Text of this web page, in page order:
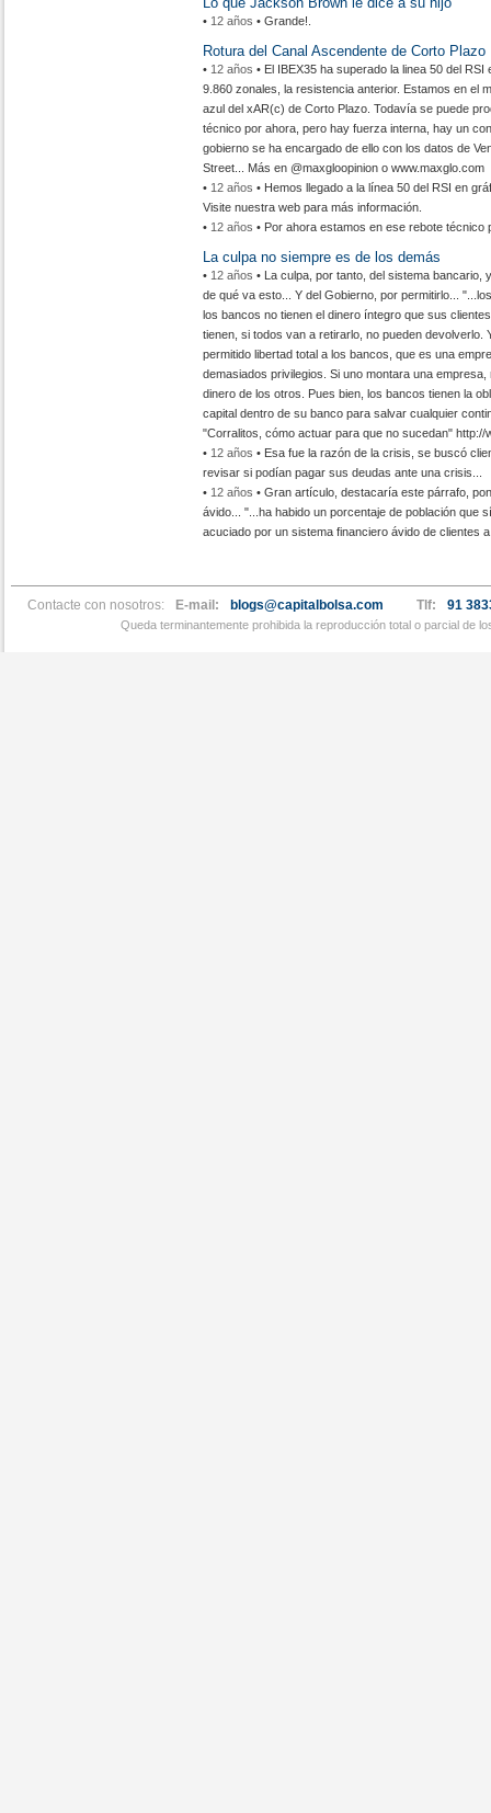
• 12 años • Grande!.
Rotura del Canal Ascendente de Corto Plazo
• 12 años • El IBEX35 ha superado la linea 50 del
9.860 zonales, la resistencia anterior. Estamos en el
azul del xAR(c) de Corto Plazo. Todavía se puede
técnico por ahora, pero hay fuerza interna, hay un
gobierno se ha encargado de ello con los datos de
Street... Más en @maxgloopinion o www.maxglo.com
• 12 años • Hemos llegado a la línea 50 del RSI en
Visite nuestra web para más información.
• 12 años • Por ahora estamos en ese rebote
La culpa no siempre es de los demás
• 12 años • La culpa, por tanto, del sistema
de qué va esto... Y del Gobierno, por permitirlo...
los bancos no tienen el dinero íntegro que sus
tienen, si todos van a retirarlo, no pueden
permitido libertad total a los bancos, que es una
demasiados privilegios. Si uno montara una
dinero de los otros. Pues bien, los bancos tienen la
capital dentro de su banco para salvar cualquier
"Corralitos, cómo actuar para que no sucedan"
• 12 años • Esa fue la razón de la crisis, se buscó
revisar si podían pagar sus deudas ante una crisis...
• 12 años • Gran artículo, destacaría este párrafo,
ávido... "...ha habido un porcentaje de población que
acuciado por un sistema financiero ávido de clientes
Contacte con nosotros: E-mail: blogs@capitalbolsa.com Tlf: 91
Queda terminantemente prohibida la reproducción total o parcial de